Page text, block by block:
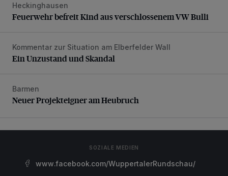
Feuerwehr befreit Kind aus verschlossenem VW Bulli
Heckinghausen
Feuerwehr befreit Kind aus verschlossenem VW Bulli
Ein Unzustand und Skandal
Kommentar zur Situation am Elberfelder Wall
Ein Unzustand und Skandal
Neuer Projekteigner am Heubruch
Barmen
Neuer Projekteigner am Heubruch
SOZIALE MEDIEN
www.facebook.com/WuppertalerRundschau/